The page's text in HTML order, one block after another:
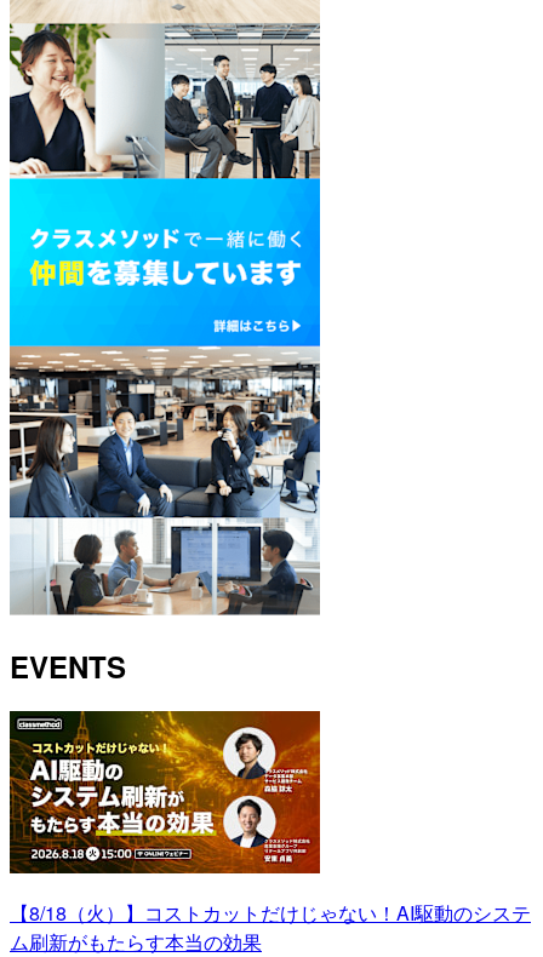
EVENTS
【8/18（火）】コストカットだけじゃない！AI駆動のシステ
ム刷新がもたらす本当の効果